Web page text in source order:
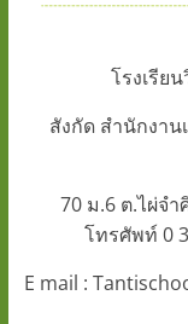
โรงเรีย
สังกัด สำนักงา
70 ม.6 ต.ไผ่จ
โทรศัพท์ 0
E mail :